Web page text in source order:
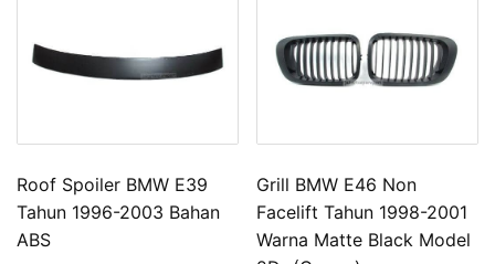
Roof Spoiler BMW E39
Tahun 1996-2003 Bahan
ABS
Grill BMW E46 Non
Facelift Tahun 1998-2001
Warna Matte Black Model